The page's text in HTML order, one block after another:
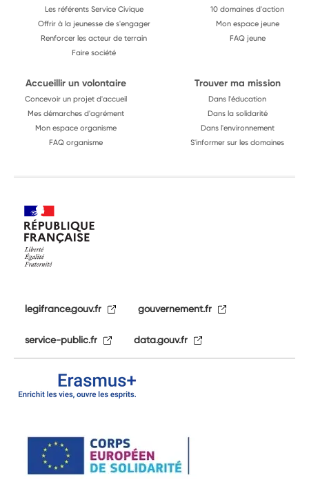
Les référents Service Civique
Offrir à la jeunesse de s'engager
Renforcer les acteur de terrain
Faire société
10 domaines d'action
Mon espace jeune
FAQ jeune
Accueillir un volontaire
Concevoir un projet d'accueil
Mes démarches d'agrément
Mon espace organisme
FAQ organisme
Trouver ma mission
Dans l'éducation
Dans la solidarité
Dans l'environnement
S'informer sur les domaines
legifrance.gouv.fr gouvernement.fr
service-public.fr data.gouv.fr